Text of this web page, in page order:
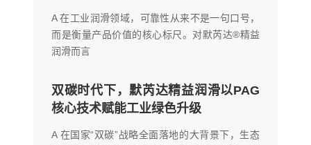
A 在工业润滑领域，可靠性从来不是一句口号，
而是衡量产品价值的核心标尺。对默芮达®精益
润滑而言
双碳时代下，默芮达精益润滑以PAG
核心技术赋能工业绿色升级
A 在国家“双碳”战略全面落地的大背景下，生态